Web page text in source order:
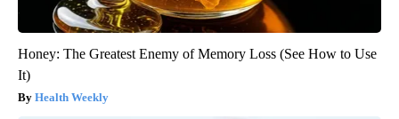
Honey: The Greatest Enemy of Memory Loss (See How to Use
It)
Health Weekly